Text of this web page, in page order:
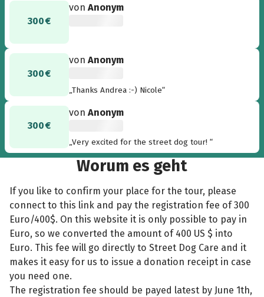
300 €
vonAnonym
300 €
vonAnonym
„Thanks Andrea :-) Nicole“
300 €
vonAnonym
„Very excited for the street dog tour! “
Worum es geht
If you like to confirm your place for the tour, please
connect to this link and pay the registration fee of 300
Euro/400$. On this website it is only possible to pay in
Euro, so we converted the amount of 400 US $ into
Euro. This fee will go directly to Street Dog Care and it
makes it easy for us to issue a donation receipt in case
you need one.
The registration fee should be payed latest by June 1th,